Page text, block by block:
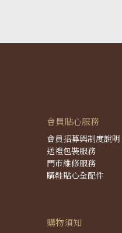
會員貼心服務
會員招募與制度說明
送禮包裝服務
門市維修服務
購鞋貼心全配件
購物須知